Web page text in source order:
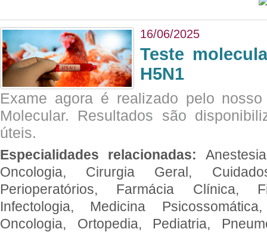
16/06/2025
Teste
H5N1
Exame agora é realizado pelo
Molecular. Resultados são
úteis.
Especialidades relacionadas:
Oncologia, Cirurgia Geral,
Perioperatórios, Farmácia Clínica,
Infectologia, Medicina
Oncologia, Ortopedia, Pediatria,